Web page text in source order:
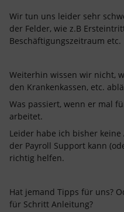
Wir tun uns leider sehr
der Felder, wie z.B
Beschäftigungszeitraum etc.
Weiterhin wissen wir nicht,
den Krankenkassen, etc.
Was passiert, wenn er mal
arbeitet.
Leider habe ich bisher
der Payroll Support kann
richtig helfen.
Hat jemand Tipps für uns?
für Schritt Anleitung?